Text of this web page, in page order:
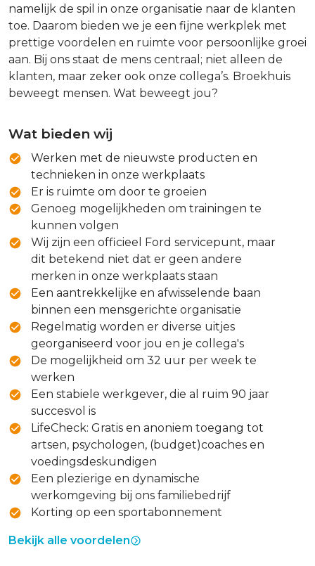
namelijk de spil in onze organisatie naar de klanten
toe. Daarom bieden we je een fijne werkplek met
prettige voordelen en ruimte voor persoonlijke groei
aan. Bij ons staat de mens centraal; niet alleen de
klanten, maar zeker ook onze collega’s. Broekhuis
beweegt mensen. Wat beweegt jou?
Wat bieden wij
Werken met de nieuwste producten en
technieken in onze werkplaats
Er is ruimte om door te groeien
Genoeg mogelijkheden om trainingen te
kunnen volgen
Wij zijn een officieel Ford servicepunt, maar
dit betekend niet dat er geen andere
merken in onze werkplaats staan
Een aantrekkelijke en afwisselende baan
binnen een mensgerichte organisatie
Regelmatig worden er diverse uitjes
georganiseerd voor jou en je collega's
De mogelijkheid om 32 uur per week te
werken
Een stabiele werkgever, die al ruim 90 jaar
succesvol is
LifeCheck: Gratis en anoniem toegang tot
artsen, psychologen, (budget)coaches en
voedingsdeskundigen
Een plezierige en dynamische
werkomgeving bij ons familiebedrijf
Korting op een sportabonnement
Bekijk alle voordelen